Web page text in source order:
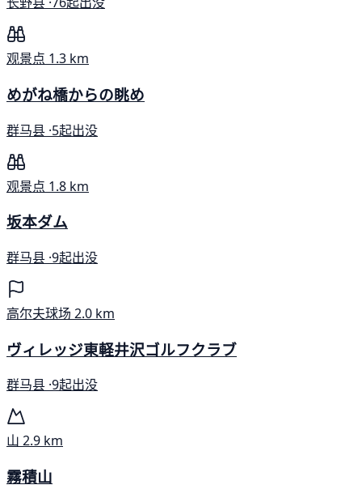
观景点 1.3 km
めがね橋からの眺め
群马县 ·5起出没
观景点 1.8 km
坂本ダム
群马县 ·9起出没
高尔夫球场 2.0 km
ヴィレッジ東軽井沢ゴルフクラブ
群马县 ·9起出没
山 2.9 km
霧積山